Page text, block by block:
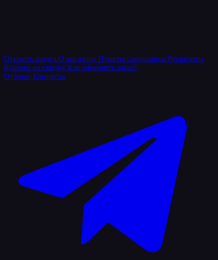
Открыть раздел О магазине Пункты самовывоза Реквизиты
Купоны на скидку Как оформить заказ?
Отзывы Контакты